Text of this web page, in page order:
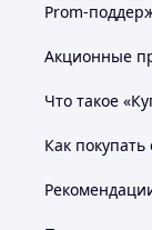
Prom-
Акционные
Что такое
Как